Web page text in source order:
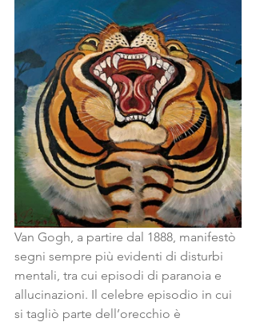
Van Gogh, a partire dal 1888, manifestò
segni sempre più evidenti di disturbi
mentali, tra cui episodi di paranoia e
allucinazioni. Il celebre episodio in cui
si tagliò parte dell’orecchio è